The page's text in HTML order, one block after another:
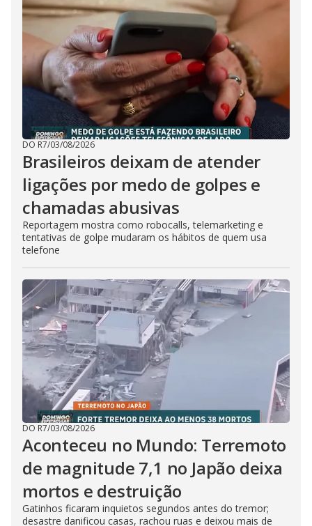
DO R7/03/08/2026
Brasileiros deixam de atender
ligações por medo de golpes e
chamadas abusivas
Reportagem mostra como robocalls, telemarketing e
tentativas de golpe mudaram os hábitos de quem usa
telefone
DO R7/03/08/2026
Aconteceu no Mundo: Terremoto
de magnitude 7,1 no Japão deixa
mortos e destruição
Gatinhos ficaram inquietos segundos antes do tremor;
desastre danificou casas, rachou ruas e deixou mais de